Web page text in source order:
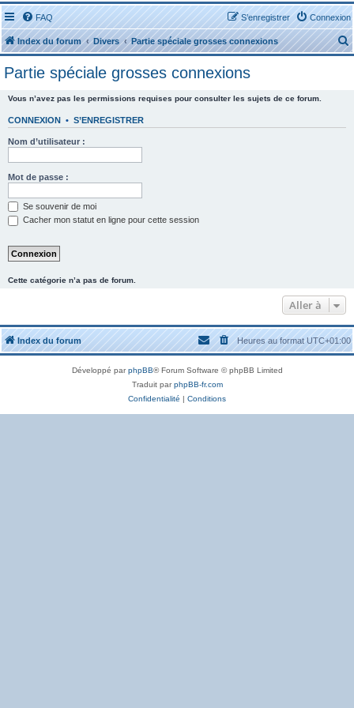
FAQ Connexion
S’enregistrer
Index du forum Divers Partie spéciale grosses connexions
e
Partie spéciale grosses connexions
Vous n’avez pas les permissions requises pour consulter les sujets de ce forum.
CONNEXION • S’ENREGISTRER
Nom d’utilisateur :
Mot de passe :
Se souvenir de moi
Cacher mon statut en ligne pour cette session
Cette catégorie n’a pas de forum.
Aller à
Index du forum Heures au formatUTC+01:00
Développé parphpBB® Forum Software © phpBB Limited
Traduit parphpBB-fr.com
Confidentialité | Conditions